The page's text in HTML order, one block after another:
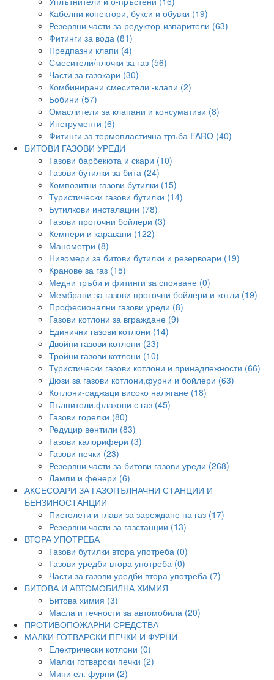
Кабелни конектори, букси и обувки (19)
Резервни части за редуктор-изпарители (63)
Фитинги за вода (81)
Предпазни клапи (4)
Смесители/плочки за газ (56)
Части за газокари (30)
Комбинирани смесители -клапи (2)
Бобини (57)
Омаслители за клапани и консумативи (8)
Инструменти (6)
Фитинги за термопластична тръба FARO (40)
БИТОВИ ГАЗОВИ УРЕДИ
Газови барбекюта и скари (10)
Газови бутилки за бита (24)
Композитни газови бутилки (15)
Туристически газови бутилки (14)
Бутилкови инсталации (78)
Газови проточни бойлери (3)
Кемпери и каравани (122)
Манометри (8)
Нивомери за битови бутилки и резервоари (19)
Кранове за газ (15)
Медни тръби и фитинги за спояване (0)
Мембрани за газови проточни бойлери и котли (19)
Професионални газови уреди (8)
Газови котлони за вграждане (9)
Единични газови котлони (14)
Двойни газови котлони (23)
Тройни газови котлони (10)
Туристически газови котлони и принадлежности (66)
Дюзи за газови котлони,фурни и бойлери (63)
Котлони-саджаци високо налягане (18)
Пълнители,флакони с газ (45)
Газови горелки (80)
Редуцир вентили (83)
Газови калорифери (3)
Газови печки (23)
Резервни части за битови газови уреди (268)
Лампи и фенери (6)
АКСЕСОАРИ ЗА ГАЗОПЪЛНАЧНИ СТАНЦИИ И
БЕНЗИНОСТАНЦИИ
Пистолети и глави за зареждане на газ (17)
Резервни части за газстанции (13)
ВТОРА УПОТРЕБА
Газови бутилки втора употреба (0)
Газови уредби втора употреба (0)
Части за газови уредби втора употреба (7)
БИТОВА И АВТОМОБИЛНА ХИМИЯ
Битова химия (3)
Масла и течности за автомобила (20)
ПРОТИВОПОЖАРНИ СРЕДСТВА
МАЛКИ ГОТВАРСКИ ПЕЧКИ И ФУРНИ
Електрически котлони (0)
Малки готварски печки (2)
Мини ел. фурни (2)